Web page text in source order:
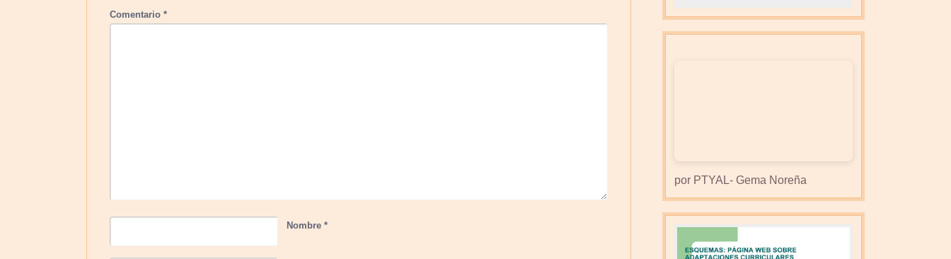
Comentario *
Nombre *
por PTYAL- Gema Noreña